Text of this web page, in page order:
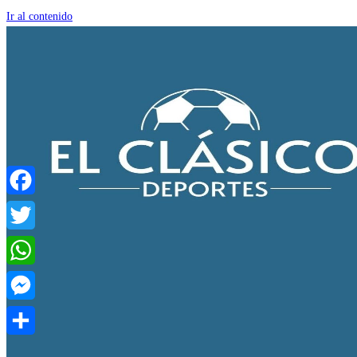
Ir al contenido
Facebook
Twitter
WhatsApp
Messenger